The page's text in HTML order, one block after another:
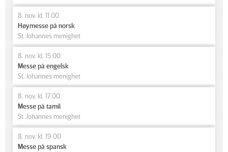
8. nov. kl. 11.00
Høymesse på norsk
St. Johannes menighet
8. nov. kl. 15.00
Messe på engelsk
St. Johannes menighet
8. nov. kl. 17.00
Messe på tamil
St. Johannes menighet
8. nov. kl. 19.00
Messe på spansk